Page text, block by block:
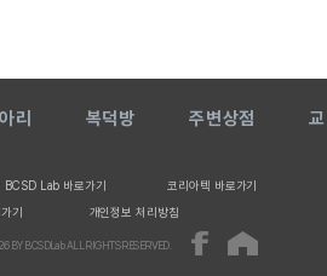
리 복덕방 주변상점
BCSD Lab 바로가기
코리아텍 바로가기
기
개인정보 처리방침
BY BCSDLab ALL RIGHTS RESERVED.